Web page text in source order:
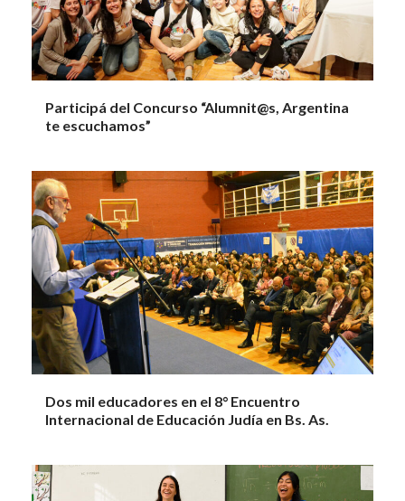
Participá del Concurso “Alumnit@s, Argentina
te escuchamos”
Dos mil educadores en el 8° Encuentro
Internacional de Educación Judía en Bs. As.